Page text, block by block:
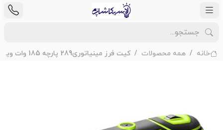
خانه همه محصولات کیت فرز مینیاتوری289 پارچه 185 وات ویدو مدل WD010710185